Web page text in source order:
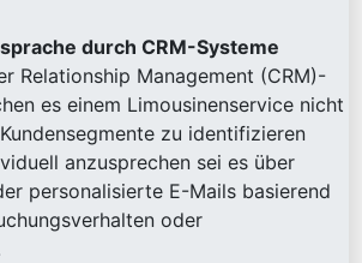
durch CRM-Systeme
Relationship Management (CRM)-
es einem Limousinenservice nicht
zu identifizieren
anzusprechen sei es über
personalisierte E-Mails basierend
oder